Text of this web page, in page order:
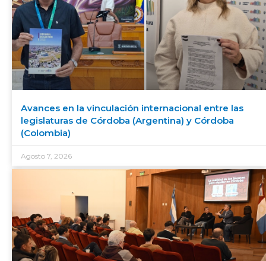
Avances en la vinculación internacional entre las
legislaturas de Córdoba (Argentina) y Córdoba
(Colombia)
Agosto 7, 2026